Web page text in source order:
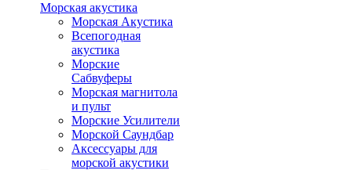
Морская акустика
Морская Акустика
Всепогодная
акустика
Морские
Сабвуферы
Морская магнитола
и пульт
Морские Усилители
Морской Cаундбар
Аксессуары для
морской акустики